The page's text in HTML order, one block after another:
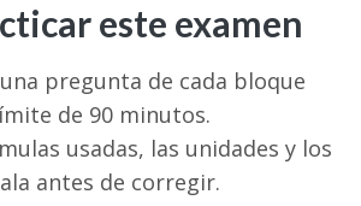
este examen
pregunta de cada bloque
de 90 minutos.
usadas, las unidades y los
antes de corregir.